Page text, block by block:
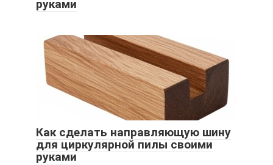
руками
Как сделать направляющую шину
для циркулярной пилы своими
руками